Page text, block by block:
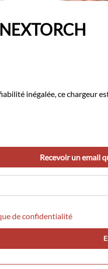
inégalée, ce chargeur
Recevoir un email
de confidentialité